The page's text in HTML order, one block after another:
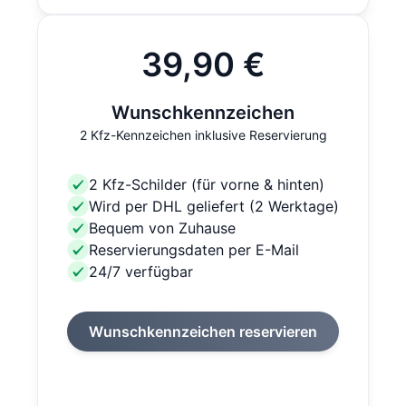
39,90 €
Wunschkennzeichen
2 Kfz-Kennzeichen inklusive Reservierung
2 Kfz-Schilder (für vorne & hinten)
Wird per DHL geliefert (2 Werktage)
Bequem von Zuhause
Reservierungsdaten per E-Mail
24/7 verfügbar
Wunschkennzeichen reservieren